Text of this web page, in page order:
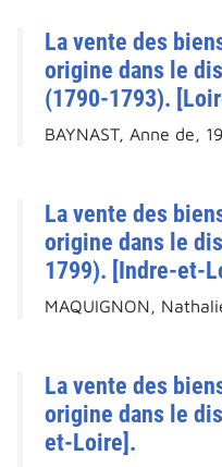
La vente des
origine dans le
(1790-1793).
BAYNAST, Anne de,
La vente des
origine dans le
1799). [Indre-et-
MAQUIGNON,
La vente des
origine dans le
et-Loire].